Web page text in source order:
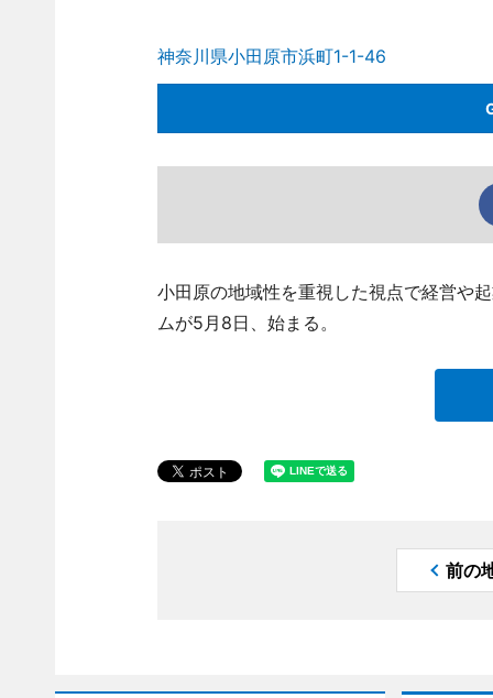
神奈川県小田原市浜町1-1-46
小田原の地域性を重視した視点で経営や
ムが5月8日、始まる。
前の